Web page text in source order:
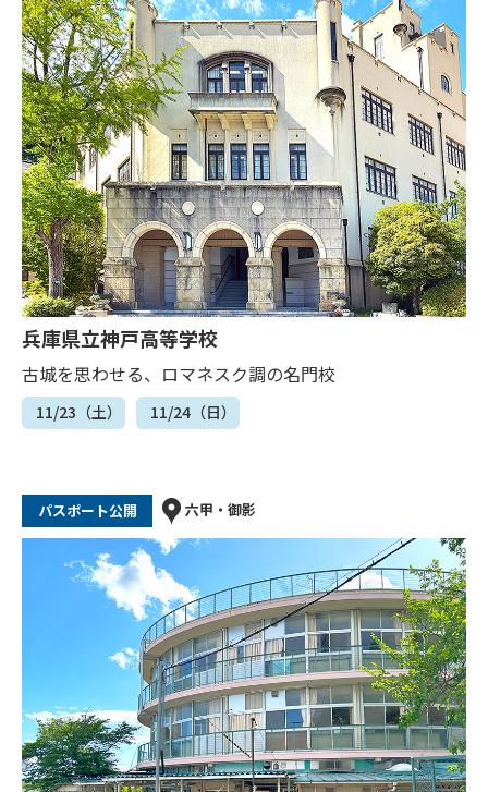
兵庫県立神戸高等学校
古城を思わせる、ロマネスク調の名門校
11/23（土） 11/24（日）
パスポート公開 六甲・御影